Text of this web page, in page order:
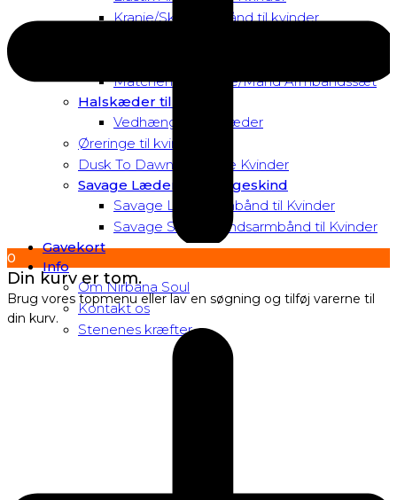
Kranie/Skull Armbånd til kvinder
Matchende Kvinde/Mand Armbåndssæt
Halskæder til Kvinder
Vedhæng til halskæder
Øreringe til kvinder
Dusk To Dawn Exclusive Kvinder
Savage Læder og Slangeskind
Savage Læderarmbånd til Kvinder
Savage Slangeskindsarmbånd til Kvinder
Gavekort
Info
Om Nirbana Soul
Kontakt os
Stenenes kræfter
0
Din kurv er tom.
Brug vores topmenu eller lav en søgning og tilføj varerne til
din kurv.